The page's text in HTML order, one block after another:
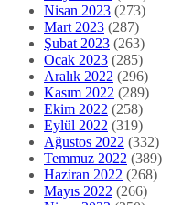
Nisan 2023 (273)
Mart 2023 (287)
Şubat 2023 (263)
Ocak 2023 (285)
Aralık 2022 (296)
Kasım 2022 (289)
Ekim 2022 (258)
Eylül 2022 (319)
Ağustos 2022 (332)
Temmuz 2022 (389)
Haziran 2022 (268)
Mayıs 2022 (266)